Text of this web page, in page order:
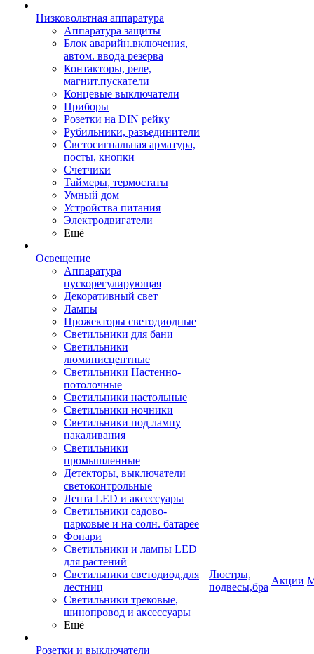
Низковольтная аппаратура
Аппаратура защиты
Блок аварийн.включения,
автом. ввода резерва
Контакторы, реле,
магнит.пускатели
Концевые выключатели
Приборы
Розетки на DIN рейку
Рубильники, разъединители
Светосигнальная арматура,
посты, кнопки
Счетчики
Таймеры, термостаты
Умный дом
Устройства питания
Электродвигатели
Ещё
Освещение
Аппаратура
пускорегулирующая
Декоративный свет
Лампы
Прожекторы светодиодные
Светильники для бани
Светильники
люминисцентные
Светильники Настенно-
потолочные
Светильники настольные
Светильники ночники
Светильники под лампу
накаливания
Светильники
промышленные
Детекторы, выключатели
светоконтрольные
Лента LED и аксессуары
Светильники садово-
парковые и на солн. батарее
Фонари
Светильники и лампы LED
для растений
Светильники светодиод.для
лестниц
Светильники трековые,
шинопровод и аксессуары
Ещё
Розетки и выключатели
Люстры,
подвесы,бра
Акции